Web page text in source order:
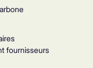
fournisseurs